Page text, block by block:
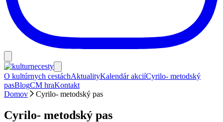
O kultúrnych cestáchAktualityKalendár akciíCyrilo- metodský
pasBlogCM hraKontakt
Domov
Cyrilo- metodský pas
Cyrilo- metodský pas